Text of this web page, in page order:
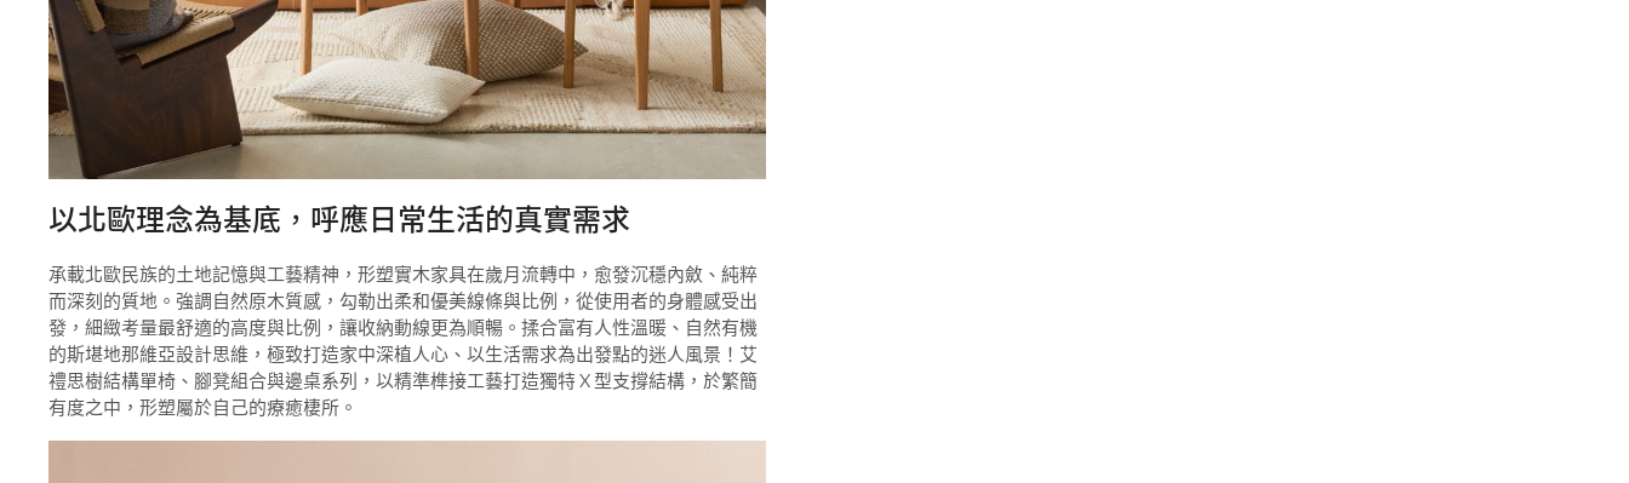
以北歐理念為基底，呼應日常生活的真實需求
承載北歐民族的土地記憶與工藝精神，形塑實木家具在歲月流轉中，愈發沉穩內斂、純粹
而深刻的質地。強調自然原木質感，勾勒出柔和優美線條與比例，從使用者的身體感受出
發，細緻考量最舒適的高度與比例，讓收納動線更為順暢。揉合富有人性溫暖、自然有機
的斯堪地那維亞設計思維，極致打造家中深植人心、以生活需求為出發點的迷人風景！艾
禮思樹結構單椅、腳凳組合與邊桌系列，以精準榫接工藝打造獨特 X 型支撐結構，於繁簡
有度之中，形塑屬於自己的療癒棲所。